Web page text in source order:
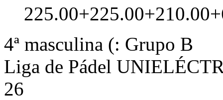
4ª masculina (: Grupo B
Liga de Pádel
26